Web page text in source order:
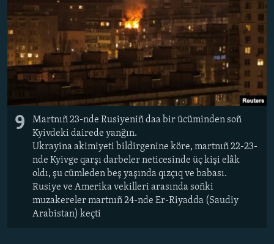
9
Martnıñ 23-nde Rusiyeniñ daa bir ücüminden soñ
Kyivdeki dairede yanğın.
Ukrayina akimiyeti bildirgenine köre, martnıñ 22-23-
nde Kyivge qarşı darbeler neticesinde üç kişi elâk
oldı, şu cümleden beş yaşında qızçıq ve babası.
Rusiye ve Amerika vekilleri arasında soñki
muzakereler martnıñ 24-nde Er-Riyadda (Saudiy
Arabistan) keçti